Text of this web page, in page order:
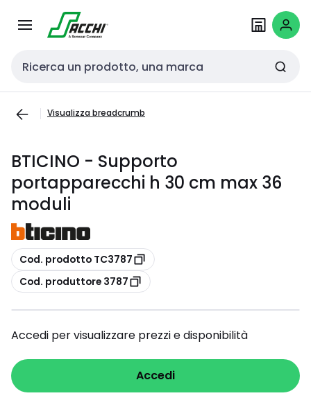
navigazionecontenuto
Cerca input
Visualizza breadcrumb
BTICINO - Supporto
portapparecchi h 30 cm max 36
moduli
copia
Cod. prodotto TC3787
copia
Cod. produttore 3787
Accedi per visualizzare prezzi e disponibilità
Accedi